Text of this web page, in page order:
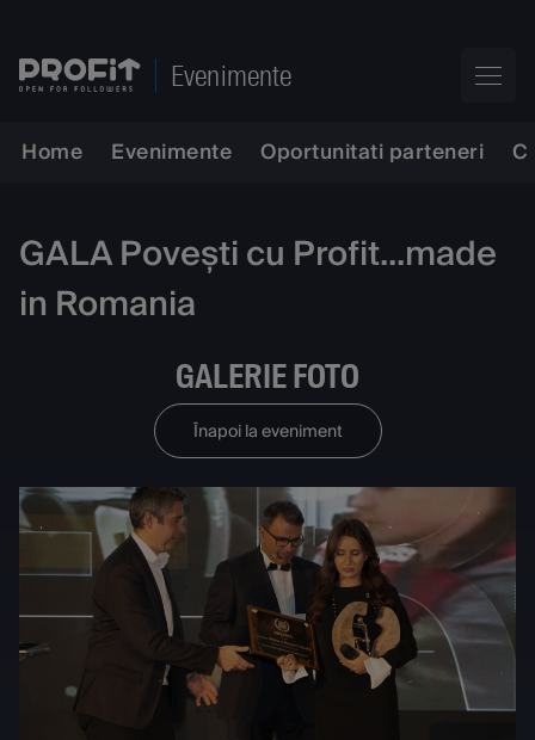
Evenimente
Home Evenimente Oportunitati parteneri
GALA Povești cu Profit...made
in Romania
GALERIE FOTO
Înapoi la eveniment